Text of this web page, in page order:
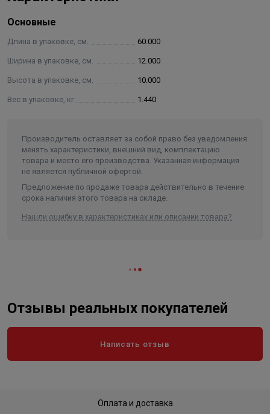
S-образный сифон с гидрозатвором
Корпус из ABS
Грязеулавливающая сеточка
Сухой затвор
Гидроизоляционная лента
Ключ для обслуживания и регулировки
Основные
Длина в упаковке, см. 60.000
Ширина в упаковке, см. 12.000
Высота в упаковке, см. 10.000
Вес в упаковке, кг 1.440
Производитель оставляет за собой право без уведомления
менять характеристики, внешний вид, комплектацию
товара и место его производства. Указанная информация
не является публичной офертой.
Предложение по продаже товара действительно в течение
срока наличия этого товара на складе.
Нашли ошибку в характеристиках или описании товара?
Отзывы реальных покупателей
Написать отзыв
Оплата и доставка